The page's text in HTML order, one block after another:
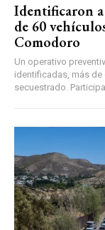
Identificaron
de 60
Comodoro
Un operativo
identificadas, más
secuestrado.